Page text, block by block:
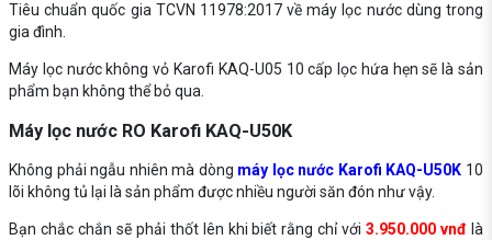
Tiêu chuẩn quốc gia TCVN 11978:2017 về máy lọc nước dùng trong
gia đình.
Máy lọc nước không vỏ Karofi KAQ-U05 10 cấp lọc hứa hẹn sẽ là sản
phẩm bạn không thể bỏ qua.
Máy lọc nước RO Karofi KAQ-U50K
Không phải ngẫu nhiên mà dòng máy lọc nước Karofi KAQ-U50K 10
lõi không tủ lại là sản phẩm được nhiều người săn đón như vậy.
Bạn chắc chắn sẽ phải thốt lên khi biết rằng chỉ với3.950.000 vnđ là